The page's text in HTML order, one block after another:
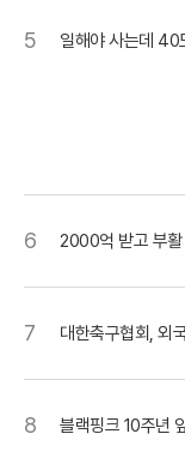
5 일해야 사는데 40
6 2000억 받고 부
7 대한축구협회, 외
8 블랙핑크 10주년